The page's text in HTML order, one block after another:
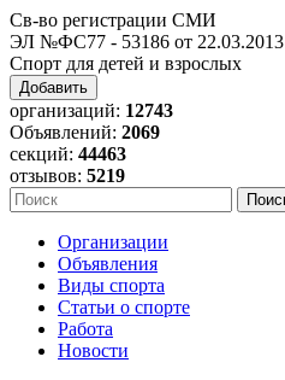
Св-во регистрации СМИ
ЭЛ №ФС77 - 53186 от 22.03.2013
Спорт для детей и взрослых
Добавить
организаций: 12743
Объявлений: 2069
секций: 44463
отзывов: 5219
Организации
Объявления
Виды спорта
Статьи о спорте
Работа
Новости